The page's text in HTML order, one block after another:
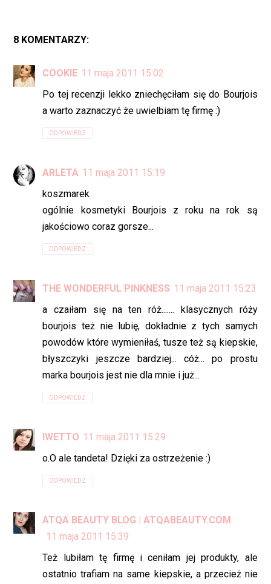
8 KOMENTARZY:
COOKIE 11 maja 2011 15:02
Po tej recenzji lekko zniechęciłam się do Bourjois
a warto zaznaczyć że uwielbiam tę firmę :)
ODPOWIEDZ
ARLETA 11 maja 2011 15:19
koszmarek
ogólnie kosmetyki Bourjois z roku na rok są
jakościowo coraz gorsze...
ODPOWIEDZ
THE WONDERFUL PINKNESS 11 maja 2011 15:23
a czaiłam się na ten róż....... klasycznych róży
bourjois też nie lubię, dokładnie z tych samych
powodów które wymieniłaś, tusze też są kiepskie,
błyszczyki jeszcze bardziej... cóż... po prostu
marka bourjois jest nie dla mnie i już...
ODPOWIEDZ
IWETTO 11 maja 2011 15:29
o.O ale tandeta! Dzięki za ostrzeżenie :)
ODPOWIEDZ
ATQA BEAUTY BLOG | ATQABEAUTY.COM
11 maja 2011 15:39
Też lubiłam tę firmę i ceniłam jej produkty, ale
ostatnio trafiam na same kiepskie, a przecież nie